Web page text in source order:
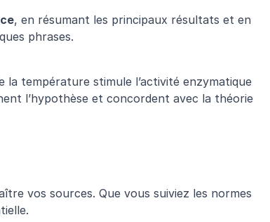
, en résumant les principaux résultats et en
phrases.
la température stimule l’activité enzymatique
l’hypothèse et concordent avec la théorie